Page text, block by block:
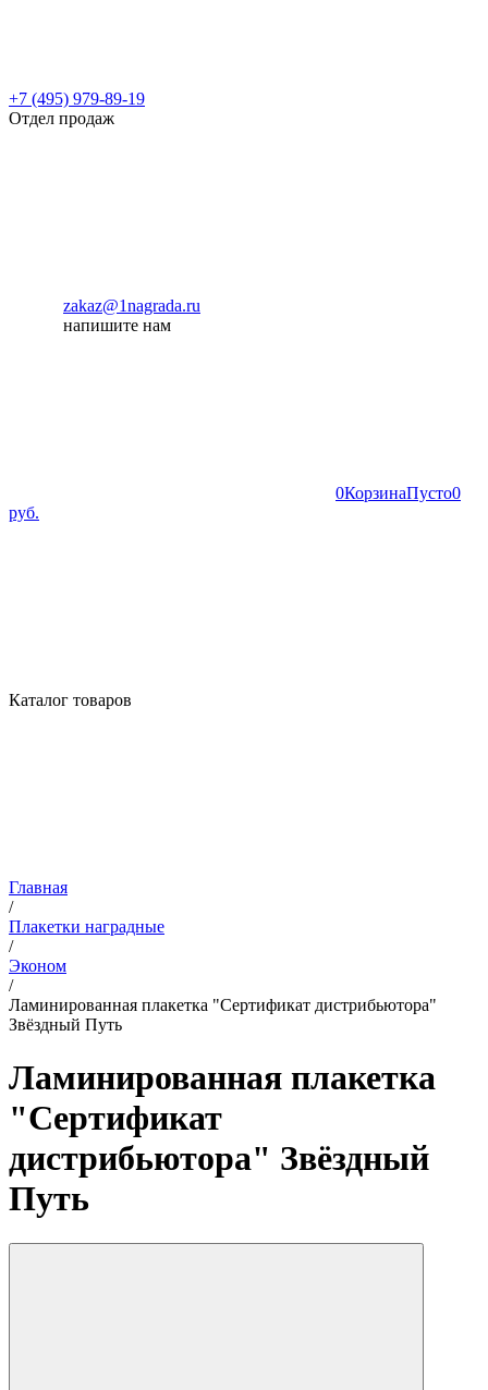
+7 (495) 979-89-19
Отдел продаж
zakaz@1nagrada.ru
напишите нам
0КорзинаПусто0
руб.
Каталог товаров
Главная
/
Плакетки наградные
/
Эконом
/
Ламинированная плакетка "Сертификат дистрибьютора"
Звёздный Путь
Ламинированная плакетка
"Сертификат
дистрибьютора" Звёздный
Путь